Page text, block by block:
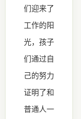
们迎来了
工作的阳
光，孩子
们通过自
己的努力
证明了和
普通人一